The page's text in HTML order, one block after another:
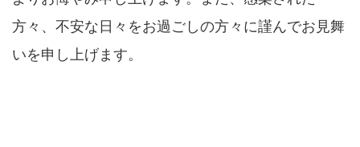
方々、不安な日々をお過ごしの方々に謹んでお見舞
いを申し上げます。